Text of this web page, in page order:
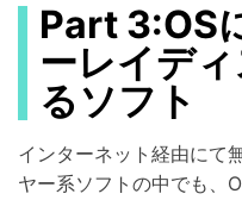
Part 3:OS
ーレイデ
るソフト
インターネット経由にて
ヤー系ソフトの中でも、